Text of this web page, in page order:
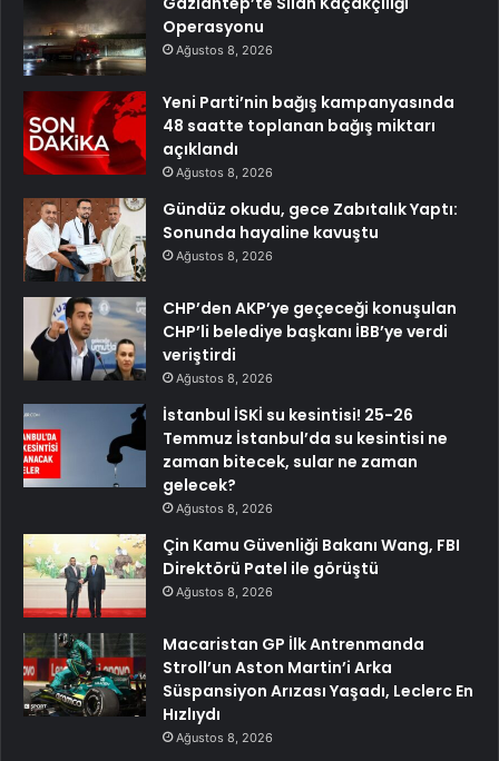
Operasyonu
Ağustos 8, 2026
Yeni Parti’nin bağış kampanyasında
48 saatte toplanan bağış miktarı
açıklandı
Ağustos 8, 2026
Gündüz okudu, gece Zabıtalık Yaptı:
Sonunda hayaline kavuştu
Ağustos 8, 2026
CHP’den AKP’ye geçeceği konuşulan
CHP’li belediye başkanı İBB’ye verdi
veriştirdi
Ağustos 8, 2026
İstanbul İSKİ su kesintisi! 25-26
Temmuz İstanbul’da su kesintisi ne
zaman bitecek, sular ne zaman
gelecek?
Ağustos 8, 2026
Çin Kamu Güvenliği Bakanı Wang, FBI
Direktörü Patel ile görüştü
Ağustos 8, 2026
Macaristan GP İlk Antrenmanda
Stroll’un Aston Martin’i Arka
Süspansiyon Arızası Yaşadı, Leclerc En
Hızlıydı
Ağustos 8, 2026